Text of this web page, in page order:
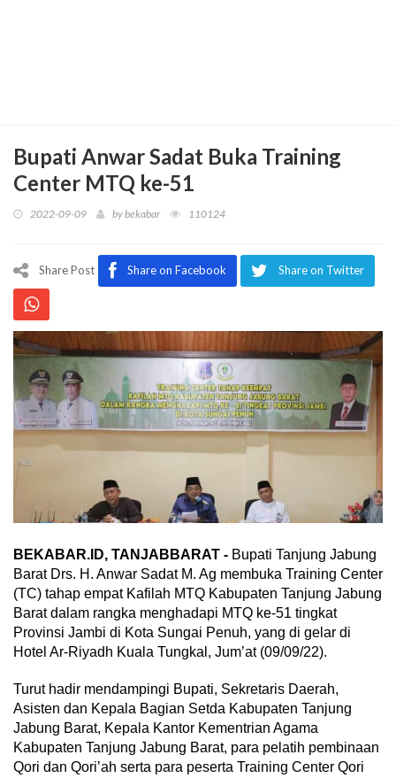
Bupati Anwar Sadat Buka Training
Center MTQ ke-51
2022-09-09 bybekabar 110124
Share Post Share on Facebook Share on Twitter
BEKABAR.ID, TANJABBARAT - Bupati Tanjung Jabung
Barat Drs. H. Anwar Sadat M. Ag membuka Training Center
(TC) tahap empat Kafilah MTQ Kabupaten Tanjung Jabung
Barat dalam rangka menghadapi MTQ ke-51 tingkat
Provinsi Jambi di Kota Sungai Penuh, yang di gelar di
Hotel Ar-Riyadh Kuala Tungkal, Jum’at (09/09/22).
Turut hadir mendampingi Bupati, Sekretaris Daerah,
Asisten dan Kepala Bagian Setda Kabupaten Tanjung
Jabung Barat, Kepala Kantor Kementrian Agama
Kabupaten Tanjung Jabung Barat, para pelatih pembinaan
Qori dan Qori’ah serta para peserta Training Center Qori